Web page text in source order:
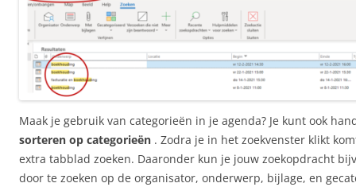
Maak je gebruik van categorieën in je agenda? Je kunt ook
sorteren op categorieën . Zodra je in het zoekvenster klikt
extra tabblad zoeken. Daaronder kun je jouw zoekopdracht
door te zoeken op de organisator, onderwerp, bijlage, en